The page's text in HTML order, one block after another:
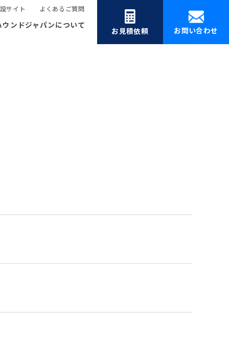
サイト よくあるご質問
ウンドジャパンについて
お見積依頼 お問い合わせ